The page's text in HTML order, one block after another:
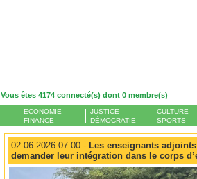
Vous êtes 4174 connecté(s) dont 0 membre(s)
ECONOMIE
FINANCE
JUSTICE
DÉMOCRATIE
CULTURE
SPORTS
02-06-2026 07:00 - Les enseignants
demander leur intégration dans le corps